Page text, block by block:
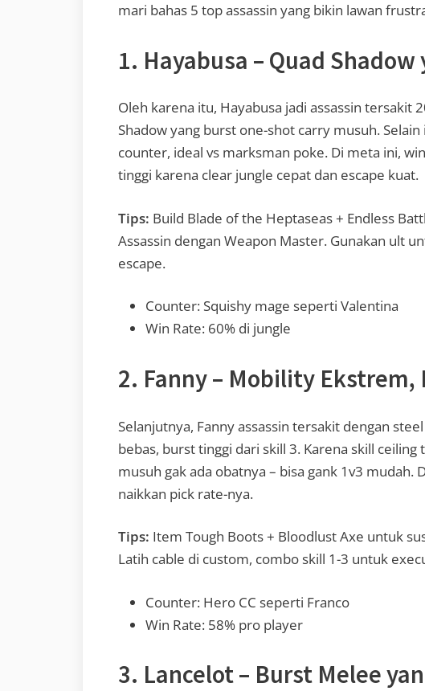
mari bahas 5 top assassin yang bikin lawan
1. Hayabusa – Quad
Oleh karena itu, Hayabusa jadi assassin tersakit
Shadow yang burst one-shot carry musuh.
counter, ideal vs marksman poke. Di meta ini,
tinggi karena clear jungle cepat dan escape kuat.
Tips: Build Blade of the Heptaseas + Endless
Assassin dengan Weapon Master. Gunakan ult
escape.
Counter: Squishy mage seperti Valentina
Win Rate: 60% di jungle
2. Fanny – Mobility Ekstrem,
Selanjutnya, Fanny assassin tersakit dengan
bebas, burst tinggi dari skill 3. Karena skill
musuh gak ada obatnya – bisa gank 1v3 mudah.
naikkan pick rate-nya.
Tips: Item Tough Boots + Bloodlust Axe untuk
Latih cable di custom, combo skill 1-3 untuk
Counter: Hero CC seperti Franco
Win Rate: 58% pro player
3. Lancelot – Burst Melee